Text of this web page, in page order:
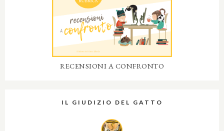
RECENSIONI A CONFRONTO
IL GIUDIZIO DEL GATTO